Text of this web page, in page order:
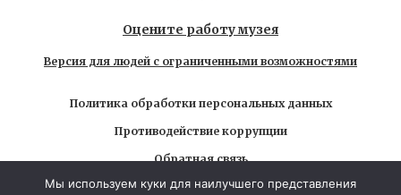
Оцените работу музея
Версия для людей с ограниченными возможностями
Политика обработки персональных данных
Противодействие коррупции
Обратная связь
Использование любых находящихся на сайте
Мы используем куки для наилучшего представления